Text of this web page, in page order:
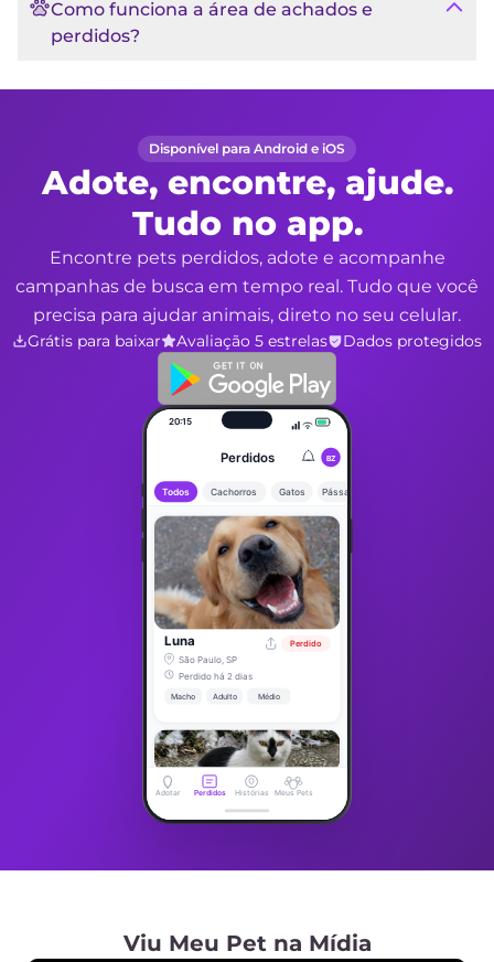
Como funciona a área de achados e
perdidos?
Disponível para Android e iOS
Adote, encontre, ajude.
Tudo no app.
Encontre pets perdidos, adote e acompanhe
campanhas de busca em tempo real. Tudo que você
precisa para ajudar animais, direto no seu celular.
Grátis para baixar Avaliação 5 estrelas Dados protegidos
20:15
Perdidos BZ
Todos Cachorros Gatos Pássar...
Luna Perdido
São Paulo, SP
Perdido há 2 dias
Macho Adulto Médio
Adotar Perdidos Histórias Meus Pets
Viu Meu Pet na Mídia